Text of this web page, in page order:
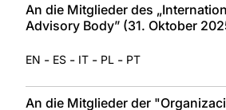
An die Mitglieder des
Advisory Body” (31. Oktober
EN - ES - IT - PL - PT
An die Mitglieder der